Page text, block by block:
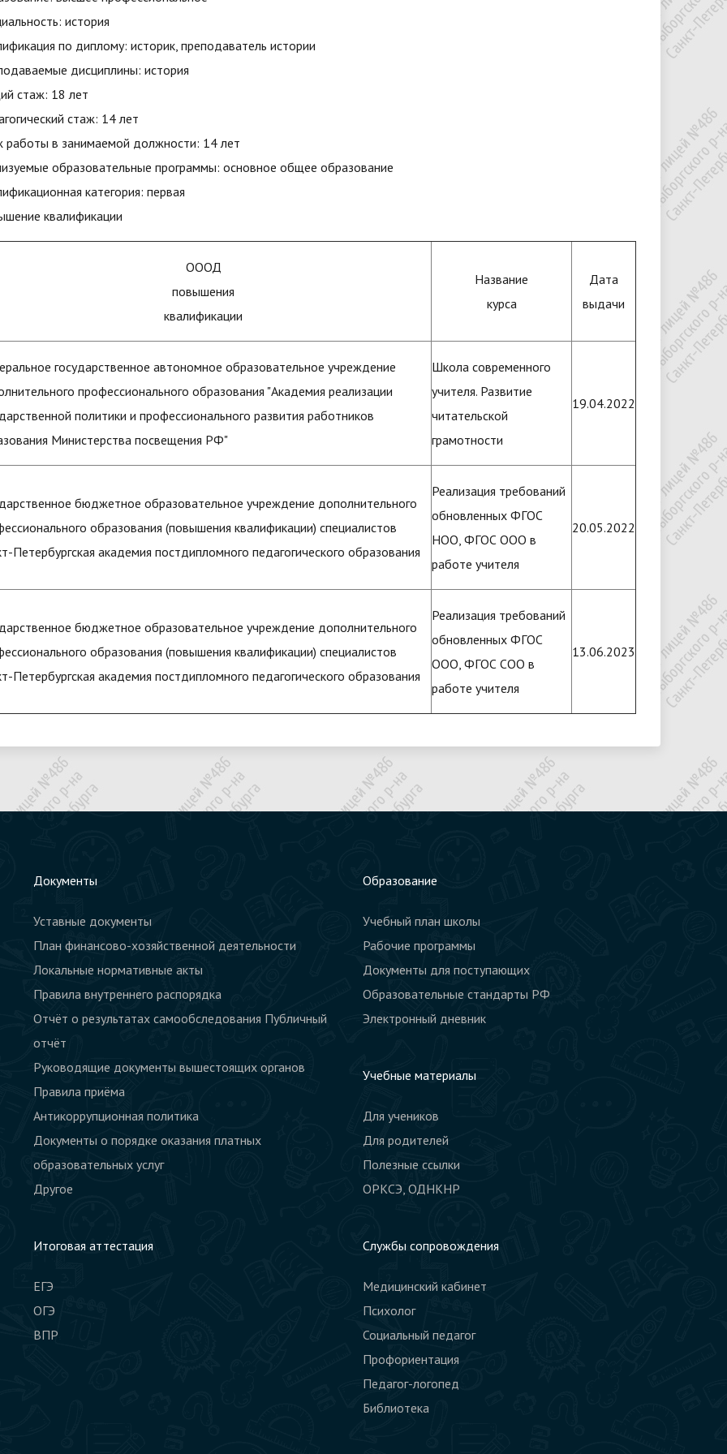
история
по диплому: историк, преподаватель истории
дисциплины: история
стаж: 18 лет
стаж: 14 лет
работы в занимаемой должности: 14 лет
образовательные программы: основное общее образование
категория: первая
квалификации
ОООД
повышения
квалификации
Название
курса
Дата
выдачи
государственное автономное образовательное учреждение
профессионального образования "Академия реализации
политики и профессионального развития работников
Министерства посвещения РФ"
Школа современного
учителя. Развитие
читательской
грамотности
19.04.2022
бюджетное образовательное учреждение дополнительного
образования (повышения квалификации) специалистов
Петербургская академия постдипломного педагогического образования
Реализация требований
обновленных ФГОС
НОО, ФГОС ООО в
работе учителя
20.05.2022
бюджетное образовательное учреждение дополнительного
образования (повышения квалификации) специалистов
Петербургская академия постдипломного педагогического образования
Реализация требований
обновленных ФГОС
ООО, ФГОС СОО в
работе учителя
13.06.2023
Документы
Уставные документы
План финансово-хозяйственной деятельности
Локальные нормативные акты
Правила внутреннего распорядка
Отчёт о результатах самообследования Публичный
отчёт
Руководящие документы вышестоящих органов
Правила приёма
Антикоррупционная политика
Документы о порядке оказания платных
образовательных услуг
Другое
Образование
Учебный план школы
Рабочие программы
Документы для поступающих
Образовательные стандарты РФ
Электронный дневник
Учебные материалы
Для учеников
Для родителей
Полезные ссылки
ОРКСЭ, ОДНКНР
Итоговая аттестация
ЕГЭ
ОГЭ
ВПР
Службы сопровождения
Медицинский кабинет
Психолог
Социальный педагог
Профориентация
Педагог-логопед
Библиотека